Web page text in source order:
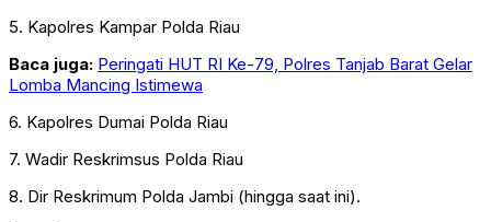
5. Kapolres Kampar Polda Riau
Baca juga: Peringati HUT RI Ke-79, Polres Tanjab Barat Gelar
Lomba Mancing Istimewa
6. Kapolres Dumai Polda Riau
7. Wadir Reskrimsus Polda Riau
8. Dir Reskrimum Polda Jambi (hingga saat ini).